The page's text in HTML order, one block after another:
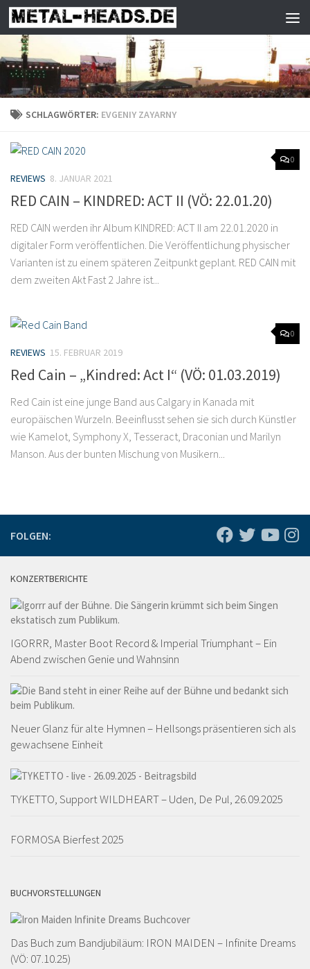
Zum Inhalt springen
SCHLAGWÖRTER: EVGENIY ZAYARNY
0
REVIEWS 8. JANUAR 2021
RED CAIN – KINDRED: ACT II (VÖ: 22.01.20)
RED CAIN werden ihr Album KINDRED: ACT II am 22.01.2020 in
digitaler Form veröffentlichen. Die Veröffentlichung physischer
Varianten ist zu einem späteren Zeitpunkt geplant. RED CAIN mit
dem zweiten Akt Fast 2 Jahre ist...
0
REVIEWS 15. FEBRUAR 2019
Red Cain – „Kindred: Act I“ (VÖ: 01.03.2019)
Red Cain ist eine junge Band aus Calgary in Kanada mit
europäischen Wurzeln. Beeinflusst sehen sie sich durch Künstler
wie Kamelot, Symphony X, Tesseract, Draconian und Marilyn
Manson. Aus der bunten Mischung von Musikern...
FOLGEN:
KONZERTBERICHTE
IGORRR, Master Boot Record & Imperial Triumphant – Ein
Abend zwischen Genie und Wahnsinn
Neuer Glanz für alte Hymnen – Hellsongs präsentieren sich als
gewachsene Einheit
TYKETTO, Support WILDHEART – Uden, De Pul, 26.09.2025
FORMOSA Bierfest 2025
BUCHVORSTELLUNGEN
Das Buch zum Bandjubiläum: IRON MAIDEN – Infinite Dreams
(VÖ: 07.10.25)